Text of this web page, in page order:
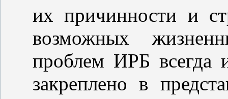
их причинности и
возможных
проблем ИРБ
закреплено в